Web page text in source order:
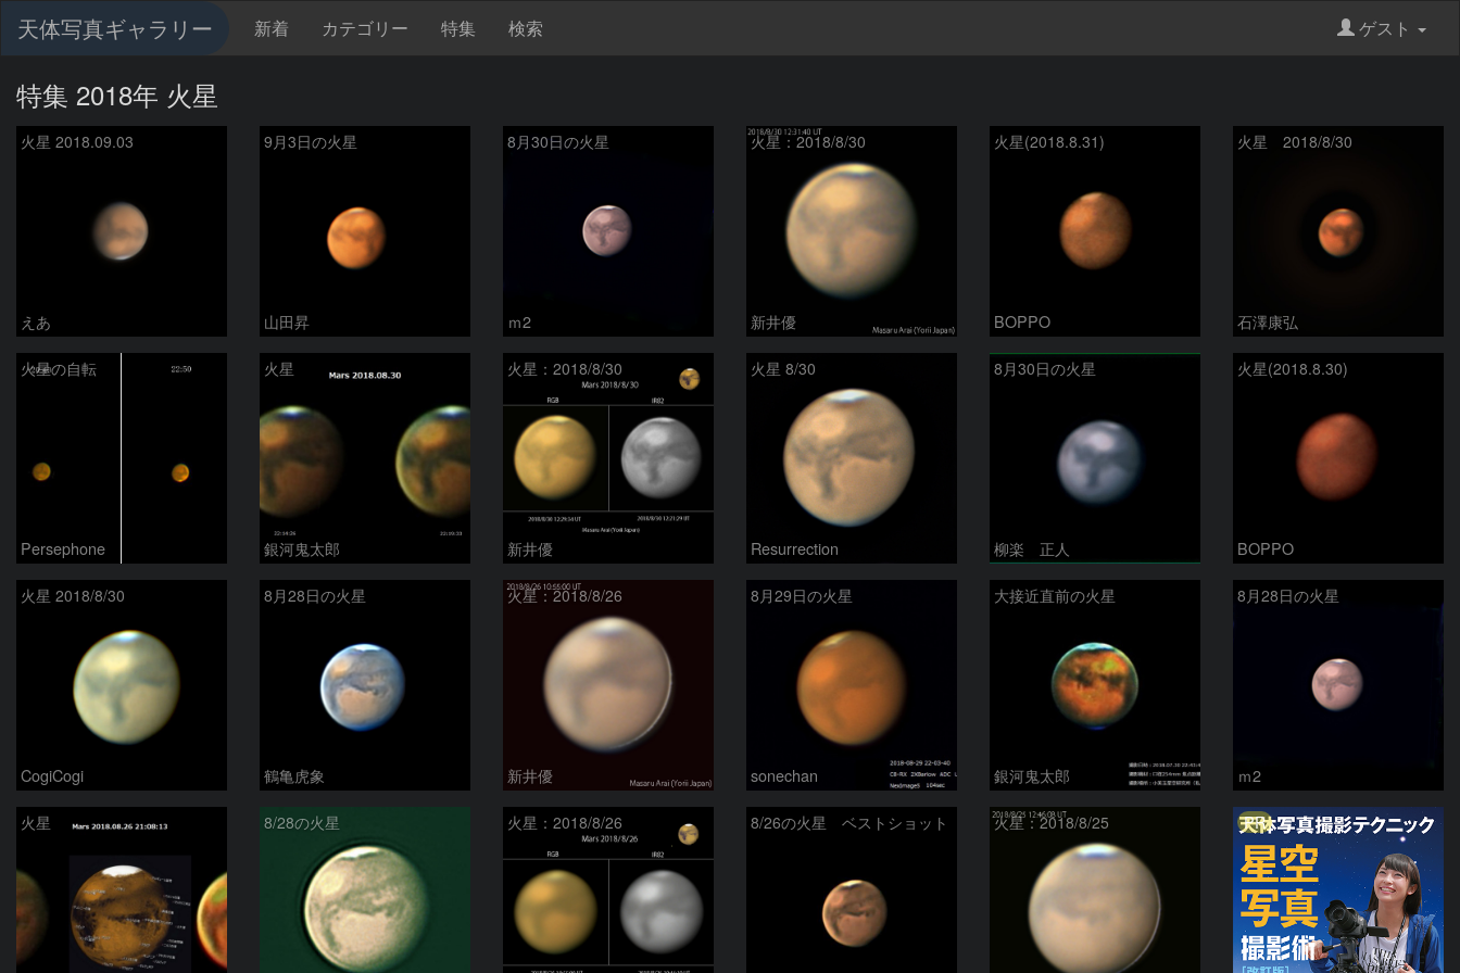
天体写真ギャラリー 新着 カテゴリー 特集 検索 ゲスト
特集 2018年 火星
火星 2018.09.03
えあ
9月3日の火星
山田昇
8月30日の火星
ｍ2
火星：2018/8/30
新井優
火星(2018.8.31)
BOPPO
火星 2018/8/30
石澤康弘
火星の自転
Persephone
火星
銀河鬼太郎
火星：2018/8/30
新井優
火星 8/30
Resurrection
8月30日の火星
柳楽 正人
火星(2018.8.30)
BOPPO
火星 2018/8/30
CogiCogi
8月28日の火星
鶴亀虎象
火星：2018/8/26
新井優
8月29日の火星
sonechan
大接近直前の火星
銀河鬼太郎
8月28日の火星
ｍ2
火星 8/28の火星 火星：2018/8/26 8/26の火星 ベストショット 火星：2018/8/25 PR